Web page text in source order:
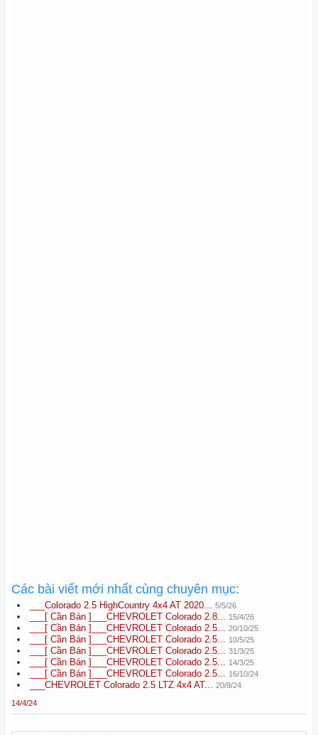
Các bài viết mới nhất cùng chuyên mục:
___Colorado 2.5 HighCountry 4x4 AT 2020... 5/5/26
___[ Cần Bán ]___CHEVROLET Colorado 2.8... 15/4/26
___[ Cần Bán ]___CHEVROLET Colorado 2.5... 20/10/25
___[ Cần Bán ]___CHEVROLET Colorado 2.5... 10/5/25
___[ Cần Bán ]___CHEVROLET Colorado 2.5... 31/3/25
___[ Cần Bán ]___CHEVROLET Colorado 2.5... 14/3/25
___[ Cần Bán ]___CHEVROLET Colorado 2.5... 16/10/24
___CHEVROLET Colorado 2.5 LTZ 4x4 AT... 20/9/24
14/4/24